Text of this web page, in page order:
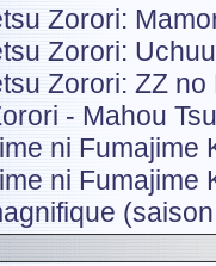
Zorori:
Zorori:
Zorori: ZZ no
- Mahou
ni Fumajime
ni Fumajime